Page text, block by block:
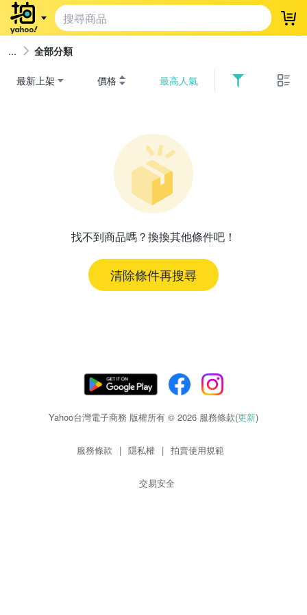
登
全部分類
最新上架 價格 最高人氣
找不到商品嗎？換換其他條件吧！
清除條件再搜尋
Yahoo台灣電子商務 版權所有 © 2026 服務條款(更新)
服務條款 | 隱私權 | 拍賣使用規範
交易安全